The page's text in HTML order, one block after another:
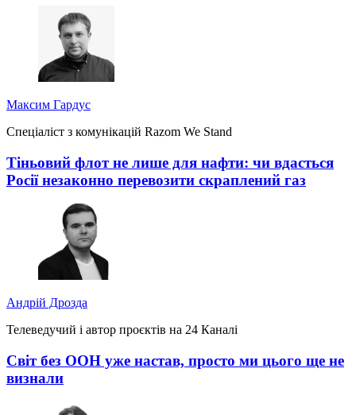
Максим Гардус
Спеціаліст з комунікацій Razom We Stand
Тіньовий флот не лише для нафти: чи вдасться
Росії незаконно перевозити скраплений газ
Андрій Дрозда
Телеведучий і автор проєктів на 24 Каналі
Світ без ООН уже настав, просто ми цього ще не
визнали